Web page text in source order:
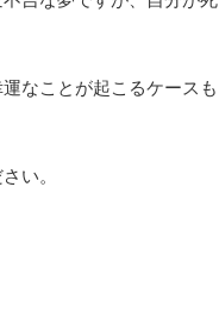
なことが起こるケースも
い。